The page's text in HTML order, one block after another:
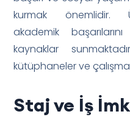
kurmak önemlidir.
akademik
kaynaklar
kütüphaneler ve
Staj ve İş